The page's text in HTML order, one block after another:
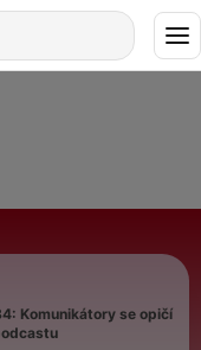
Komunikátory se opičí